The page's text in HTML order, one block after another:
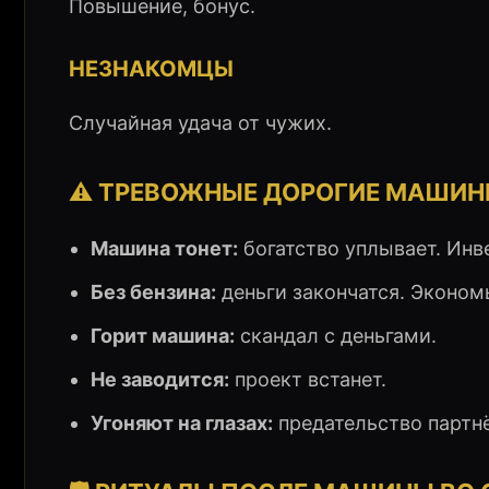
Повышение, бонус.
НЕЗНАКОМЦЫ
Случайная удача от чужих.
⚠️ ТРЕВОЖНЫЕ ДОРОГИЕ
Машина тонет: богатство уплывает.
Без бензина: деньги закончатся.
Горит машина: скандал с деньгами.
Не заводится: проект встанет.
Угоняют на глазах: предательство